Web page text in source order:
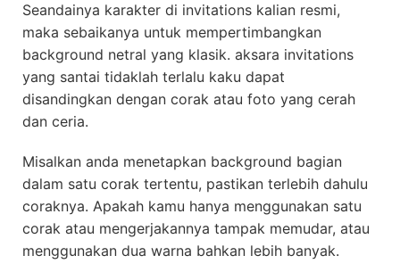
Seandainya karakter di invitations kalian resmi,
maka sebaikanya untuk mempertimbangkan
background netral yang klasik. aksara invitations
yang santai tidaklah terlalu kaku dapat
disandingkan dengan corak atau foto yang cerah
dan ceria.
Misalkan anda menetapkan background bagian
dalam satu corak tertentu, pastikan terlebih dahulu
coraknya. Apakah kamu hanya menggunakan satu
corak atau mengerjakannya tampak memudar, atau
menggunakan dua warna bahkan lebih banyak.